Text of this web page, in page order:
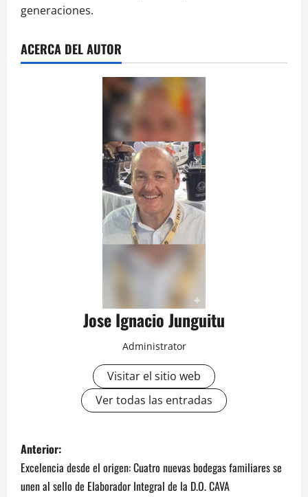
generaciones.
ACERCA DEL AUTOR
Jose Ignacio Junguitu
Administrator
Visitar el sitio web
Ver todas las entradas
N
a
Anterior:
Excelencia desde el origen: Cuatro nuevas bodegas familiares se
unen al sello de Elaborador Integral de la D.O. CAVA